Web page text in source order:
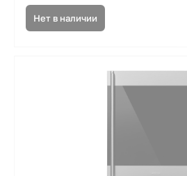
Нет в наличии